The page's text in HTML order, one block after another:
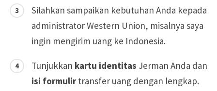
Silahkan sampaikan kebutuhan Anda kepada
administrator Western Union, misalnya saya
ingin mengirim uang ke Indonesia.
Tunjukkan kartu identitas Jerman Anda dan
isi formulirtransfer uang dengan lengkap.